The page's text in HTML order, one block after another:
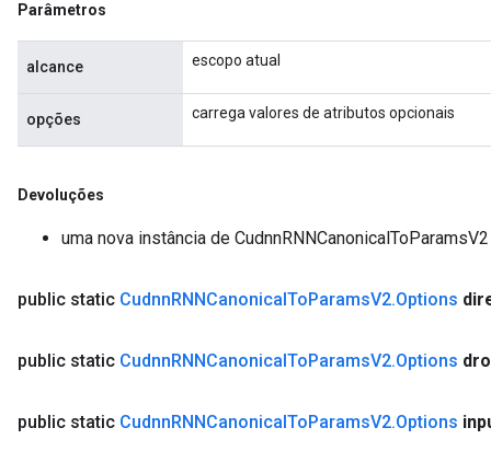
Parâmetros
alcance escopo atual
opções carrega valores de atributos opcionais
Devoluções
uma nova instância de CudnnRNNCanonicalToParamsV2
public static CudnnRNNCanonicalToParamsV2.Options
public static CudnnRNNCanonicalToParamsV2.Options
public static CudnnRNNCanonicalToParamsV2.Options